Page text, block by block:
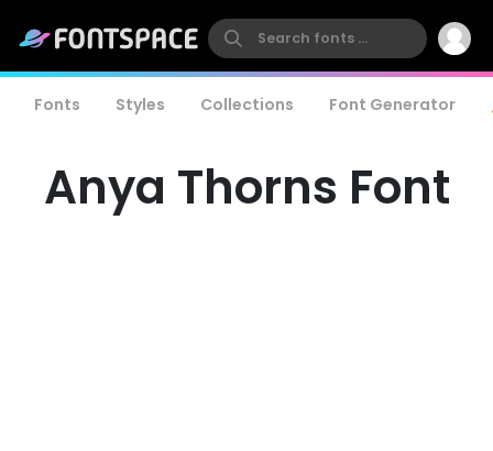
Fonts Styles Collections Font Generator
Anya Thorns Font